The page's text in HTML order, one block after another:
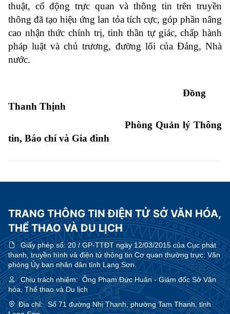
thuật, cổ động trực quan và thông tin trên truyền
thông đã tạo hiệu ứng lan tỏa tích cực, góp phần nâng
cao nhận thức chính trị, tinh thần tự giác, chấp hành
pháp luật và chủ trương, đường lối của Đảng, Nhà
nước.
Đồng
Thanh Thịnh
Phòng Quản lý Thông
tin, Báo chí và Gia đình
TRANG THÔNG TIN ĐIỆN TỬ SỞ VĂN HÓA,
THỂ THAO VÀ DU LỊCH
Giấy phép số:20 / GP-TTĐT ngày 12/03/2015 của Cục phát
thanh, truyền hình và điện tử thông tin Cơ quan thường trực: Văn
phòng Ủy ban nhân dân tỉnh Lạng Sơn.
Chịu trách nhiệm:Ông Phạm Đức Huân - Giám đốc Sở Văn
hóa, Thể thao và Du lịch
Địa chỉ:
Số 71 đường Nhị Thanh, phường Tam Thanh, tỉnh